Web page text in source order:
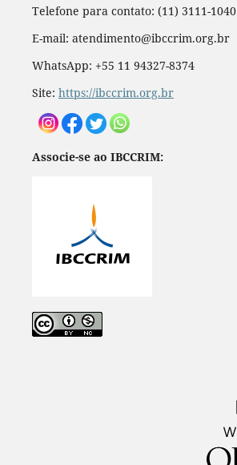
Telefone para contato: (11) 3111-1040
E-mail: atendimento@ibccrim.org.br
WhatsApp: +55 11 94327-8374
Site: https://ibccrim.org.br
Associe-se ao IBCCRIM: